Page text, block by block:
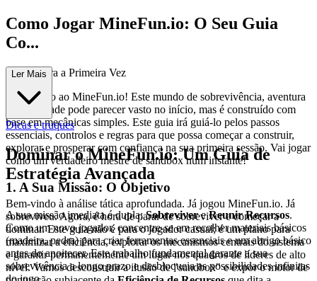
Como Jogar MineFun.io: O Seu Guia
Co...
mpleto para a Primeira Vez
Bem-vindo ao MineFun.io! Este mundo de sobrevivência, aventura
e criatividade pode parecer vasto no início, mas é construído com
base em mecânicas simples. Este guia irá guiá-lo pelos passos
essenciais, controlos e regras para que possa começar a construir,
explorar e prosperar com confiança na sua primeira sessão. Vai jogar
como um verdadeiro mestre de sandbox num instante!
1. A Sua Missão: O Objetivo
A sua missão imediata é dupla:SobrevivereReunir Recursos.
Como um novo jogador, concentre-se em recolher materiais básicos
(madeira, pedra) para criar ferramentas essenciais e um abrigo básico
antes do anoitecer. Este trabalho fundamental garante a sua
sobrevivência a longo prazo e desbloqueia as possibilidades infinitas
do jogo.
Ler Mais
Dicas e truques
Dominar o MineFun.io: Um Guia de
Estratégia Avançada
Bem-vindo à análise tática aprofundada. Já jogou MineFun.io. Já
sobreviveu. Agora, é hora de parar de sobreviver e começar a
dominar. Este guia não é para o jogador casual; é um plano para
maximizar a eficiência, explorar os mecanismos centrais do sistema
e garantir permanentemente um lugar nos quadros de líderes de alto
nível. Vamos desconstruir a ilusão de "sandbox" e expor o motor de